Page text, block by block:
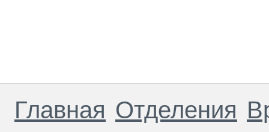
Главная Отделения